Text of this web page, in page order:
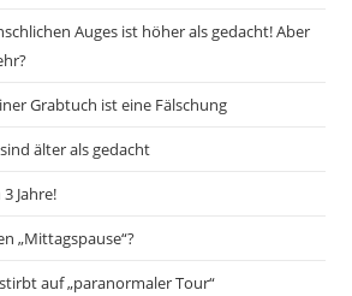
Auges ist höher als gedacht! Aber
Grabtuch ist eine Fälschung
älter als gedacht
Jahre!
„Mittagspause“?
auf „paranormaler Tour“